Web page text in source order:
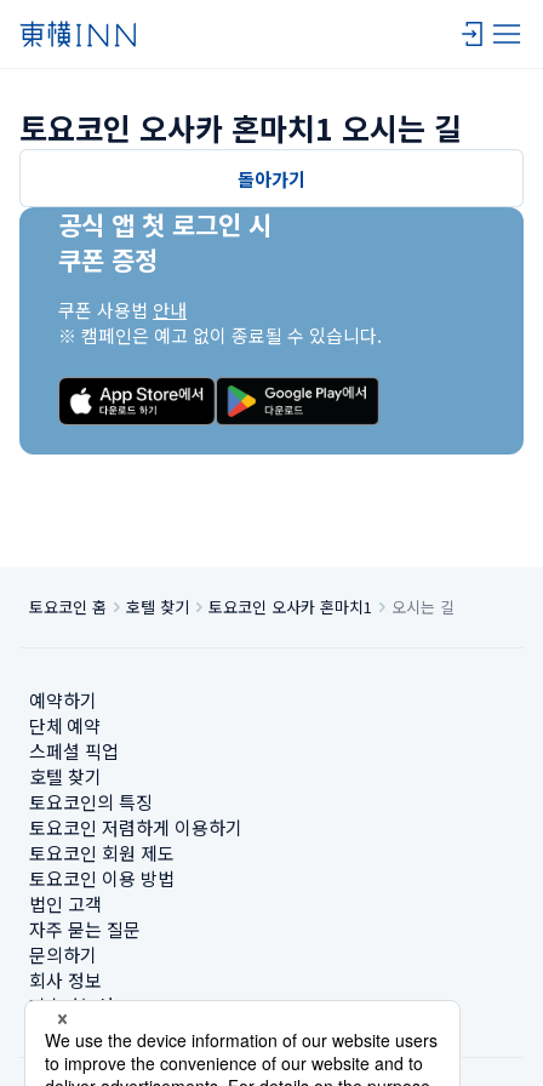
토요코인 오사카 혼마치1 오시는 길
돌아가기
공식 앱 첫 로그인 시
쿠폰 증정
쿠폰 사용법 안내
※ 캠페인은 예고 없이 종료될 수 있습니다.
토요코인 홈 호텔 찾기 토요코인 오사카 혼마치1 오시는 길
예약하기
단체 예약
스페셜 픽업
호텔 찾기
토요코인의 특징
토요코인 저렴하게 이용하기
토요코인 회원 제도
토요코인 이용 방법
법인 고객
자주 묻는 질문
문의하기
회사 정보
지속가능성